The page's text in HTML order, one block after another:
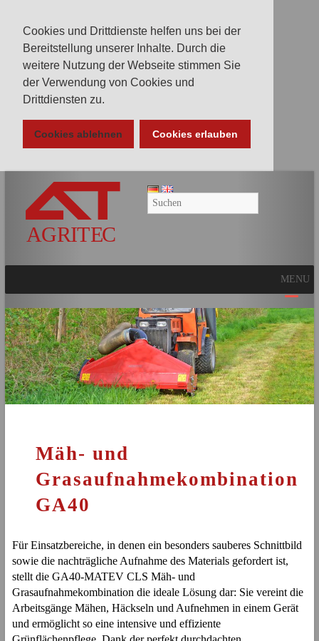
Cookies und Drittdienste helfen uns bei der
Bereitstellung unserer Inhalte. Durch die
weitere Nutzung der Webseite stimmen Sie
der Verwendung von Cookies und
Drittdiensten zu.
Cookies ablehnen Cookies erlauben
AGRITEC
GmbH
Mulcher,
Fräsen
Kunstrasenpflege
MENU
Mäh- und
Grasaufnahmekombination
GA40
Für Einsatzbereiche, in denen ein besonders sauberes Schnittbild
sowie die nachträgliche Aufnahme des Materials gefordert ist,
stellt die GA40-MATEV CLS Mäh- und
Grasaufnahmekombination die ideale Lösung dar: Sie vereint die
Arbeitsgänge Mähen, Häckseln und Aufnehmen in einem Gerät
und ermöglicht so eine intensive und effiziente